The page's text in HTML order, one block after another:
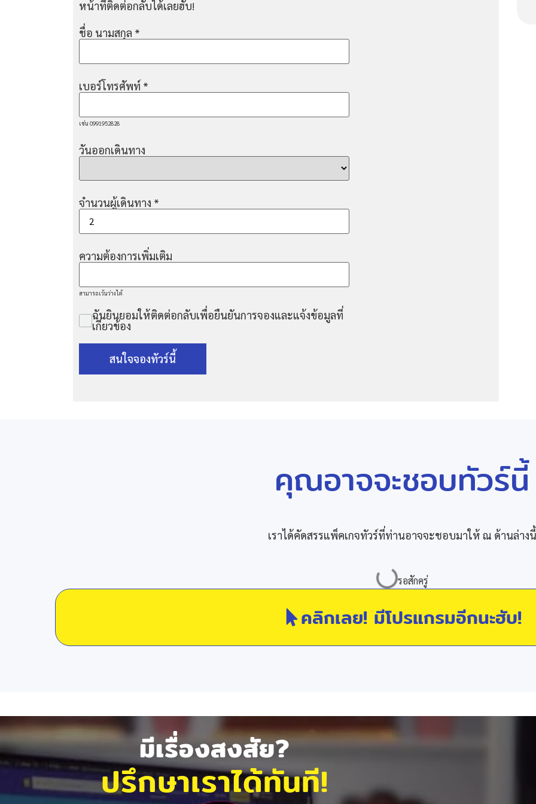
หน้าที่ติดต่อกลับได้เลยฮับ!
ชื่อ นามสกุล *
เบอร์โทรศัพท์ *
เช่น 0991952828
วันออกเดินทาง
จำนวนผู้เดินทาง *
ความต้องการเพิ่มเติม
สามารถเว้นว่างได้
ฉันยินยอมให้ติดต่อกลับเพื่อยืนยันการจองและแจ้งข้อมูลที่
เกี่ยวข้อง
สนใจจองทัวร์นี้
คุณอาจจะชอบทัวร์นี้
เราได้คัดสรรแพ็คเกจทัวร์ที่ท่านอาจจะชอบมาให้ ณ ด้านล่างนี้
คลิกเลย! มีโปรแกรมอีกนะฮับ!
มีเรื่องสงสัย?
ปรึกษาเราได้ทันที!